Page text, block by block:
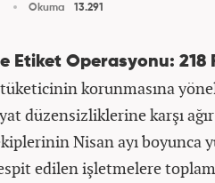
Okuma 13.291
Etiket Operasyonu: 218
korunmasına
düzensizliklerine karşı
Nisan ayı boyunca
edilen işletmelere toplam